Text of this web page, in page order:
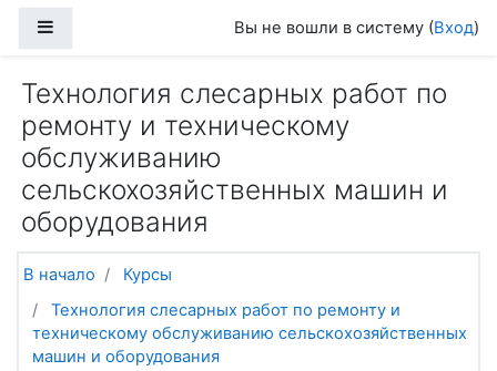
Вы не вошли в систему (Вход)
Технология слесарных работ по
ремонту и техническому
обслуживанию
сельскохозяйственных машин и
оборудования
В начало
Курсы
Технология слесарных работ по ремонту и
техническому обслуживанию сельскохозяйственных
машин и оборудования